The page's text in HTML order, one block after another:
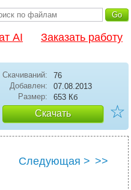
AI Заказать работу
Скачиваний:
76
Добавлен:
07.08.2013
Размер:
653 Кб
Скачать ☆
Следующая > >>